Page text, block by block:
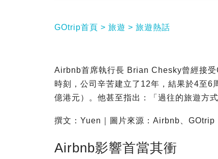
GOtrip首頁 旅遊 旅遊熱話
Airbnb首席執行長 Brian Chesky曾經接
時刻，公司辛苦建立了12年，結果於4至6
億港元）。他甚至指出：「過往的旅遊方
撰文：Yuen｜圖片來源：Airbnb、GOtrip
Airbnb影響首當其衝